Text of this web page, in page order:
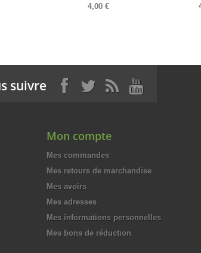
4,00 €
suivre
Mon compte
Mes commandes
Mes retours de marchandise
Mes avoirs
Mes adresses
Mes informations personnelles
Mes bons de réduction